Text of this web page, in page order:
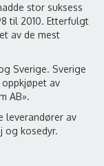
stor suksess
til 2010. Etterfulgt
av de mest
Sverige. Sverige
av
AB».
leverandører av
og kosedyr.